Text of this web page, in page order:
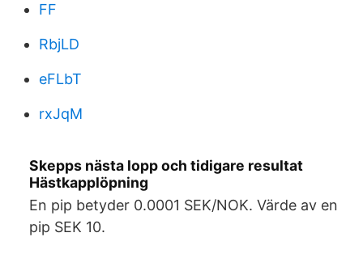
FF
RbjLD
eFLbT
rxJqM
Skepps nästa lopp och tidigare resultat
Hästkapplöpning
En pip betyder 0.0001 SEK/NOK. Värde av en
pip SEK 10.